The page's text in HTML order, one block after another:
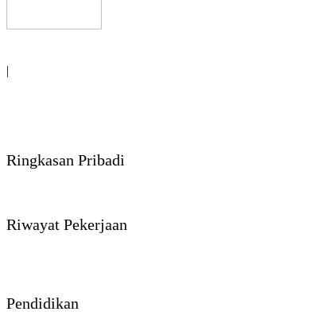
|
Ringkasan Pribadi
Riwayat Pekerjaan
Pendidikan